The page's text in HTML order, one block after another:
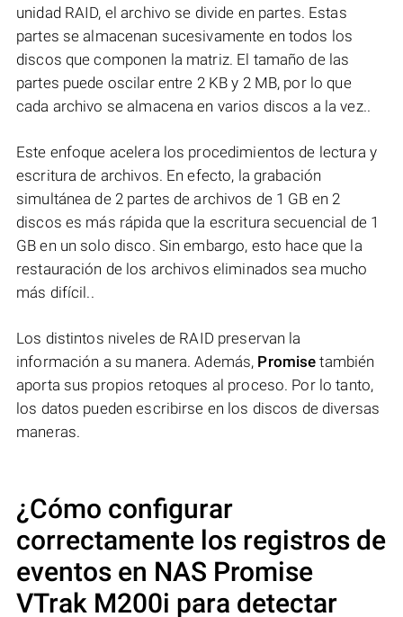
unidad RAID, el archivo se divide en partes. Estas
partes se almacenan sucesivamente en todos los
discos que componen la matriz. El tamaño de las
partes puede oscilar entre 2 KB y 2 MB, por lo que
cada archivo se almacena en varios discos a la vez..
Este enfoque acelera los procedimientos de lectura y
escritura de archivos. En efecto, la grabación
simultánea de 2 partes de archivos de 1 GB en 2
discos es más rápida que la escritura secuencial de 1
GB en un solo disco. Sin embargo, esto hace que la
restauración de los archivos eliminados sea mucho
más difícil..
Los distintos niveles de RAID preservan la
información a su manera. Además, Promise también
aporta sus propios retoques al proceso. Por lo tanto,
los datos pueden escribirse en los discos de diversas
maneras.
¿Cómo configurar
correctamente los registros de
eventos en NAS Promise
VTrak M200i para detectar